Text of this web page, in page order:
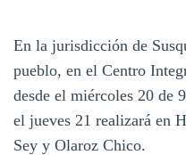
En la jurisdicción de
pueblo, en el Centro
desde el miércoles 20 de
el jueves 21 realizará en
Sey y Olaroz Chico.